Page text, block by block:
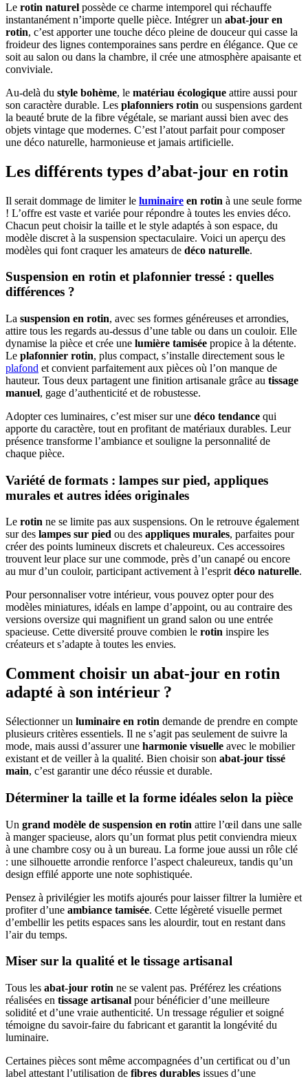
Le rotin naturel possède ce charme intemporel qui réchauffe
instantanément n’importe quelle pièce. Intégrer un abat-jour en
rotin, c’est apporter une touche déco pleine de douceur qui casse la
froideur des lignes contemporaines sans perdre en élégance. Que ce
soit au salon ou dans la chambre, il crée une atmosphère apaisante et
conviviale.
Au-delà du style bohème, le matériau écologique attire aussi pour
son caractère durable. Les plafonniers rotin ou suspensions gardent
la beauté brute de la fibre végétale, se mariant aussi bien avec des
objets vintage que modernes. C’est l’atout parfait pour composer
une déco naturelle, harmonieuse et jamais artificielle.
Les différents types d’abat-jour en rotin
Il serait dommage de limiter le luminaire en rotin à une seule forme
! L’offre est vaste et variée pour répondre à toutes les envies déco.
Chacun peut choisir la taille et le style adaptés à son espace, du
modèle discret à la suspension spectaculaire. Voici un aperçu des
modèles qui font craquer les amateurs de déco naturelle.
Suspension en rotin et plafonnier tressé : quelles
différences ?
La suspension en rotin, avec ses formes généreuses et arrondies,
attire tous les regards au-dessus d’une table ou dans un couloir. Elle
dynamise la pièce et crée une lumière tamisée propice à la détente.
Le plafonnier rotin, plus compact, s’installe directement sous le
plafond et convient parfaitement aux pièces où l’on manque de
hauteur. Tous deux partagent une finition artisanale grâce au tissage
manuel, gage d’authenticité et de robustesse.
Adopter ces luminaires, c’est miser sur une déco tendance qui
apporte du caractère, tout en profitant de matériaux durables. Leur
présence transforme l’ambiance et souligne la personnalité de
chaque pièce.
Variété de formats : lampes sur pied, appliques
murales et autres idées originales
Le rotin ne se limite pas aux suspensions. On le retrouve également
sur des lampes sur pied ou des appliques murales, parfaites pour
créer des points lumineux discrets et chaleureux. Ces accessoires
trouvent leur place sur une commode, près d’un canapé ou encore
au mur d’un couloir, participant activement à l’esprit déco naturelle.
Pour personnaliser votre intérieur, vous pouvez opter pour des
modèles miniatures, idéals en lampe d’appoint, ou au contraire des
versions oversize qui magnifient un grand salon ou une entrée
spacieuse. Cette diversité prouve combien le rotin inspire les
créateurs et s’adapte à toutes les envies.
Comment choisir un abat-jour en rotin
adapté à son intérieur ?
Sélectionner un luminaire en rotin demande de prendre en compte
plusieurs critères essentiels. Il ne s’agit pas seulement de suivre la
mode, mais aussi d’assurer une harmonie visuelle avec le mobilier
existant et de veiller à la qualité. Bien choisir son abat-jour tissé
main, c’est garantir une déco réussie et durable.
Déterminer la taille et la forme idéales selon la pièce
Un grand modèle de suspension en rotin attire l’œil dans une salle
à manger spacieuse, alors qu’un format plus petit conviendra mieux
à une chambre cosy ou à un bureau. La forme joue aussi un rôle clé
: une silhouette arrondie renforce l’aspect chaleureux, tandis qu’un
design effilé apporte une note sophistiquée.
Pensez à privilégier les motifs ajourés pour laisser filtrer la lumière et
profiter d’une ambiance tamisée. Cette légèreté visuelle permet
d’embellir les petits espaces sans les alourdir, tout en restant dans
l’air du temps.
Miser sur la qualité et le tissage artisanal
Tous les abat-jour rotin ne se valent pas. Préférez les créations
réalisées en tissage artisanal pour bénéficier d’une meilleure
solidité et d’une vraie authenticité. Un tressage régulier et soigné
témoigne du savoir-faire du fabricant et garantit la longévité du
luminaire.
Certaines pièces sont même accompagnées d’un certificat ou d’un
label attestant l’utilisation de fibres durables issues d’une